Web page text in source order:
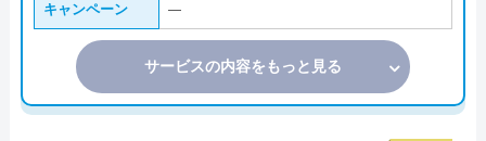
キャンペーン ―
サービスの内容をもっと見る